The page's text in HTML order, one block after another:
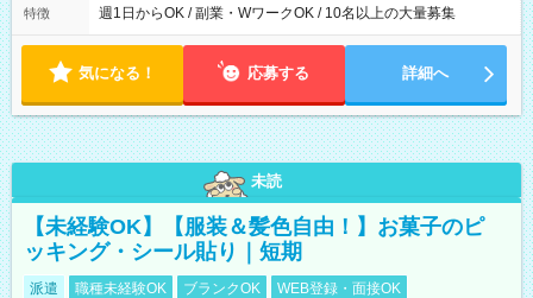
特徴 週1日からOK / 副業・WワークOK / 10名以上の大量募集
気になる！ 応募する 詳細へ
未読
【未経験OK】【服装＆髪色自由！】お菓子のピ
ッキング・シール貼り｜短期
派遣 職種未経験OK ブランクOK WEB登録・面接OK